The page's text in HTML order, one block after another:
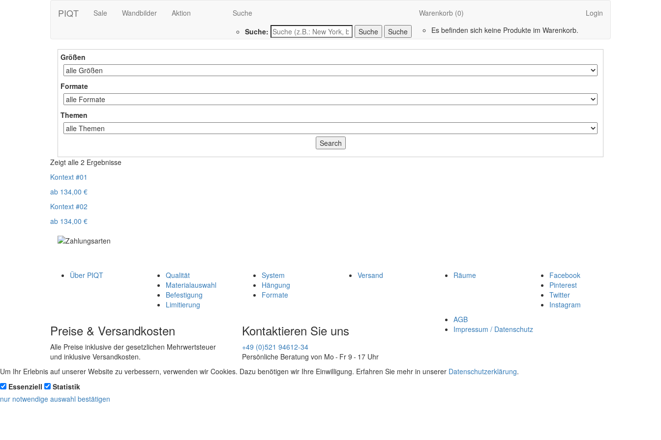
PIQT Sale Wandbilder Aktion
Suche
Suche:
Suche
Warenkorb (0)
Es befinden sich keine Produkte im Warenkorb.
Login
Größen
Formate
Themen
Zeigt alle 2 Ergebnisse
Kontext #01
ab 134,00 €
Kontext #02
ab 134,00 €
Über PIQT
Qualität
Materialauswahl
Befestigung
Limitierung
System
Hängung
Formate
Versand Räume
Facebook
Pinterest
Twitter
Instagram
Preise & Versandkosten
Alle Preise inklusive der gesetzlichen Mehrwertsteuer
und inklusive Versandkosten.
Kontaktieren Sie uns
+49 (0)521 94612-34
Persönliche Beratung von Mo - Fr 9 - 17 Uhr
AGB
Impressum / Datenschutz
Um Ihr Erlebnis auf unserer Website zu verbessern, verwenden wir Cookies. Dazu benötigen wir Ihre Einwilligung. Erfahren Sie mehr in unserer Datenschutzerklärung.
Essenziell
Statistik
nur notwendige auswahl bestätigen